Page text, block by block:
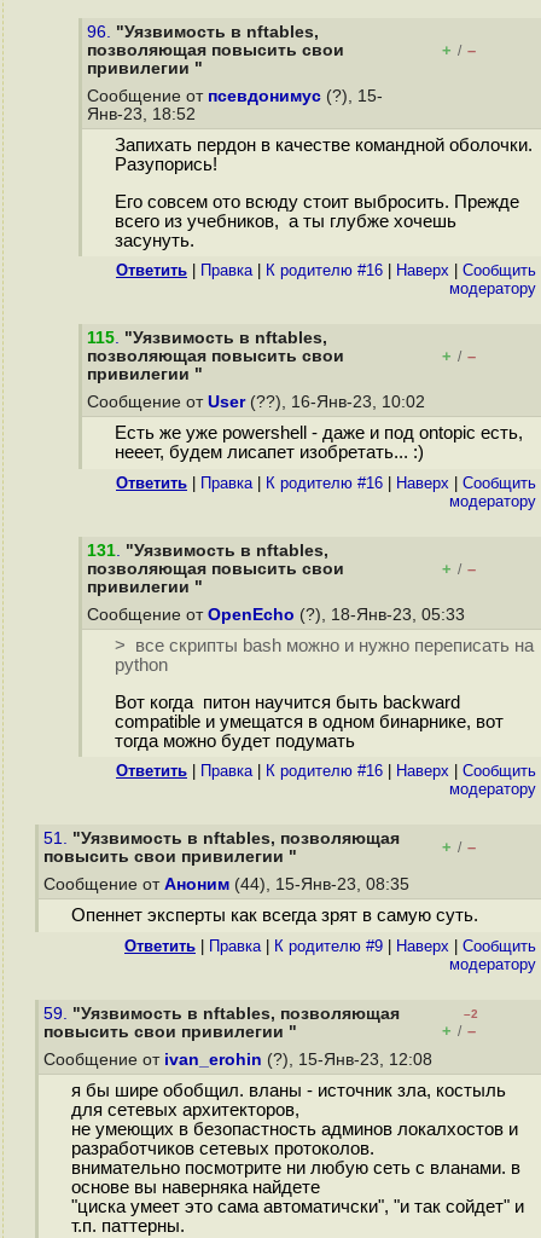
96. "Уязвимость в nftables,
позволяющая повысить свои
привилегии "
+ / –
Сообщение от псевдонимус (?), 15-
Янв-23, 18:52
Запихать пердон в качестве командной оболочки.
Разупорись!
Его совсем ото всюду стоит выбросить. Прежде
всего из учебников, а ты глубже хочешь
засунуть.
Ответить Правка| К родителю #16 Наверх
Cообщить
модератору
115. "Уязвимость в nftables,
позволяющая повысить свои
привилегии "
+ / –
Сообщение от User(??), 16-Янв-23, 10:02
Есть же уже powershell - даже и под ontopic есть,
нееет, будем лисапет изобретать... :)
Ответить Правка| К родителю #16 Наверх
Cообщить
модератору
131. "Уязвимость в nftables,
позволяющая повысить свои
привилегии "
+ / –
Сообщение от OpenEcho (?), 18-Янв-23, 05:33
> все скрипты bash можно и нужно переписать на
python
Вот когда питон научится быть backward
compatible и умещатся в одном бинарнике, вот
тогда можно будет подумать
Ответить Правка| К родителю #16 Наверх
Cообщить
модератору
51. "Уязвимость в nftables, позволяющая
повысить свои привилегии "
+ / –
Сообщение от Аноним (44), 15-Янв-23, 08:35
Опеннет эксперты как всегда зрят в самую суть.
Ответить Правка| К родителю #9 Наверх
Cообщить
модератору
59. "Уязвимость в nftables, позволяющая
повысить свои привилегии "
–2
+ / –
Сообщение от ivan_erohin (?), 15-Янв-23, 12:08
я бы шире обобщил. вланы - источник зла, костыль
для сетевых архитекторов,
не умеющих в безопастность админов локалхостов и
разработчиков сетевых протоколов.
внимательно посмотрите ни любую сеть с вланами. в
основе вы наверняка найдете
"циска умеет это сама автоматичски", "и так сойдет" и
т.п. паттерны.